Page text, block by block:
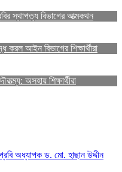
স্থাপত্য বিভাগের আত্মকথন
আইন বিভাগের শিক্ষার্থীরা
অসহায় শিক্ষার্থীরা
অধ্যাপক ড. মো. হাছান উদ্দীন